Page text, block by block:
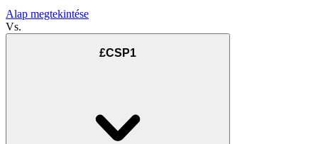
Alap megtekintése
Vs.
£CSP1